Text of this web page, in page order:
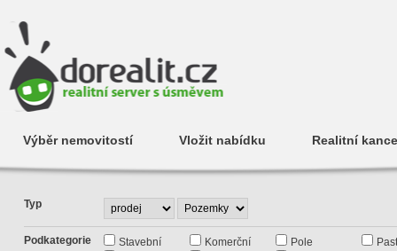
Výběr nemovitostí Vložit nabídku Realitní
Typ
Podkategorie Stavební Komerční Pole